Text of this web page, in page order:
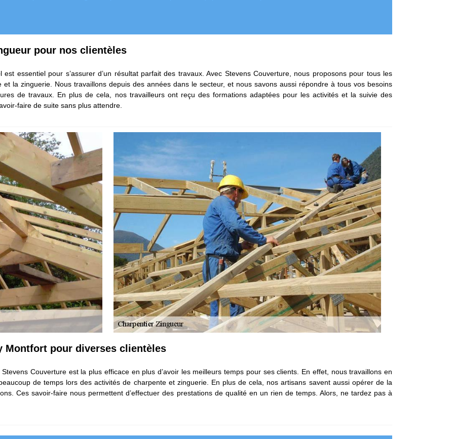
pour nos clientèles
essentiel pour s’assurer d’un résultat parfait des travaux. Avec Stevens Couverture, nous proposons pour tous les
la zinguerie. Nous travaillons depuis des années dans le secteur, et nous savons aussi répondre à tous vos besoins
de travaux. En plus de cela, nos travailleurs ont reçu des formations adaptées pour les activités et la suivie des
faire de suite sans plus attendre.
Montfort pour diverses clientèles
Couverture est la plus efficace en plus d’avoir les meilleurs temps pour ses clients. En effet, nous travaillons en
de temps lors des activités de charpente et zinguerie. En plus de cela, nos artisans savent aussi opérer de la
Ces savoir-faire nous permettent d’effectuer des prestations de qualité en un rien de temps. Alors, ne tardez pas à